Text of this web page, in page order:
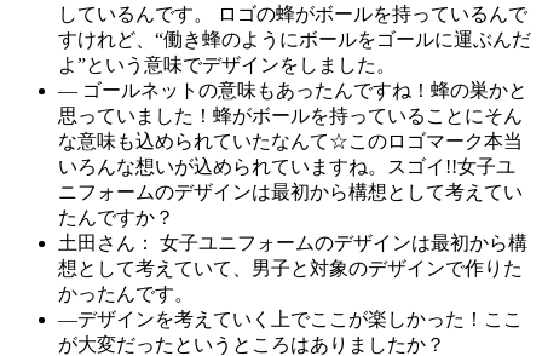
しているんです。 ロゴの蜂がボールを持っているんで
すけれど、“働き蜂のようにボールをゴールに運ぶんだ
よ”という意味でデザインをしました。
― ゴールネットの意味もあったんですね！蜂の巣かと
思っていました！蜂がボールを持っていることにそん
な意味も込められていたなんて☆このロゴマーク本当
いろんな想いが込められていますね。スゴイ!!女子ユ
ニフォームのデザインは最初から構想として考えてい
たんですか？
土田さん： 女子ユニフォームのデザインは最初から構
想として考えていて、男子と対象のデザインで作りた
かったんです。
―デザインを考えていく上でここが楽しかった！ここ
が大変だったというところはありましたか？